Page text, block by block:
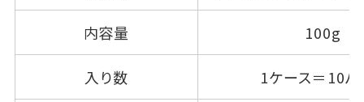
内容量 100g
入り数 1ケース＝10パ